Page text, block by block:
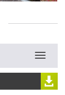
Toggle